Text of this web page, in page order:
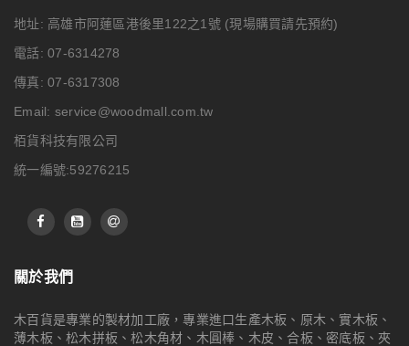
地址: 高雄市阿蓮區港後里122之1號 (現場購買請先預約)
電話: 07-6314278
傳真: 07-6317308
Email: service@woodmall.com.tw
栢貨科技有限公司
統一編號:59276215
關於我們
木百貨是專業的製材加工廠，專業進口生產木板、原木、實木板、
薄木板、松木拼板、松木角材、木圓棒、木皮、合板、密底板、夾